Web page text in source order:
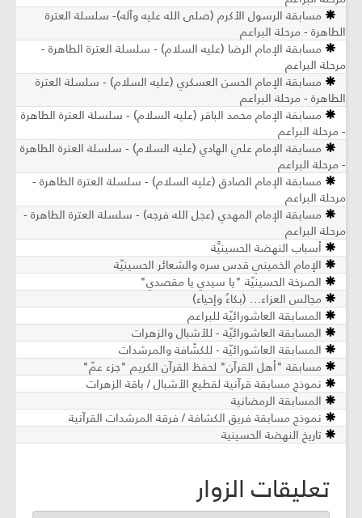
مسابقة الرسول الأكرم (صلى الله عليه وآله)- سلسلة العترة
الطاهرة - مرحلة البراعم
مسابقة الإمام الرضا (عليه السلام) - سلسلة العترة الطاهرة -
مرحلة البراعم
مسابقة الإمام الحسن العسكري (عليه السلام) - سلسلة العترة
الطاهرة - مرحلة البراعم
مسابقة الإمام محمد الباقر (عليه السلام) - سلسلة العترة الطاهرة
- مرحلة البراعم
مسابقة الإمام علي الهادي (عليه السلام) - سلسلة العترة الطاهرة
- مرحلة البراعم
مسابقة الإمام الصادق (عليه السلام) - سلسلة العترة الطاهرة -
مرحلة البراعم
مسابقة الإمام المهدي (عجل الله فرجه) - سلسلة العترة الطاهرة -
مرحلة البراعم
أسباب النهضة الحسينيَّة
الإمام الخميني قدس سره والشعائر الحسينيّة
الصرخة الحسينيّة "يا سيدي يا مقصدي"
مجالس العزاء… (بكاءٌ وإحياء)
المسابقة العاشورائيّة للبراعم
المسابقة العاشورائيّة - للأشبال والزهرات
المسابقة العاشورائيّة - للكشّافة والمرشدات
مسابقة "أهل القرآن" لحفظ القرآن الكريم "جزء عمّ"
نموذج مسابقة قرآنية لقطيع الأشبال / باقة الزهرات
المسابقة الرمضانية
نموذج مسابقة فريق الكشافة / فرقة المرشدات القرآنية
تاريخ النهضة الحسينية
تعليقات الزوار